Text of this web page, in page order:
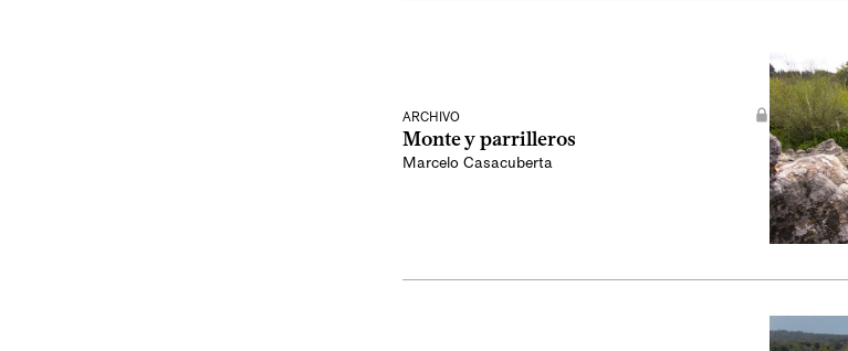
ARCHIVO
Monte y parrilleros
Marcelo Casacuberta